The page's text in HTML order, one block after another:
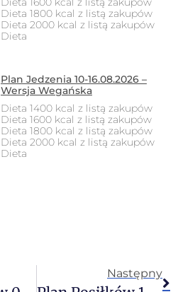
Dieta 1800 kcal z listą zakupów
Dieta 2000 kcal z listą zakupów
Dieta
Plan Jedzenia 10-16.08.2026 –
Wersja Wegańska
Dieta 1400 kcal z listą zakupów
Dieta 1600 kcal z listą zakupów
Dieta 1800 kcal z listą zakupów
Dieta 2000 kcal z listą zakupów
Dieta
Następny